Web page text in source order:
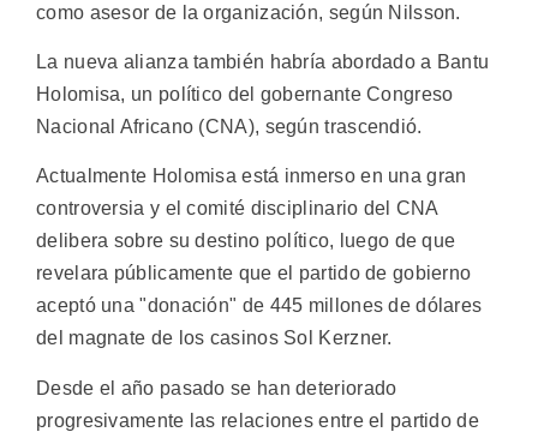
como asesor de la organización, según Nilsson.
La nueva alianza también habría abordado a Bantu
Holomisa, un político del gobernante Congreso
Nacional Africano (CNA), según trascendió.
Actualmente Holomisa está inmerso en una gran
controversia y el comité disciplinario del CNA
delibera sobre su destino político, luego de que
revelara públicamente que el partido de gobierno
aceptó una "donación" de 445 millones de dólares
del magnate de los casinos Sol Kerzner.
Desde el año pasado se han deteriorado
progresivamente las relaciones entre el partido de